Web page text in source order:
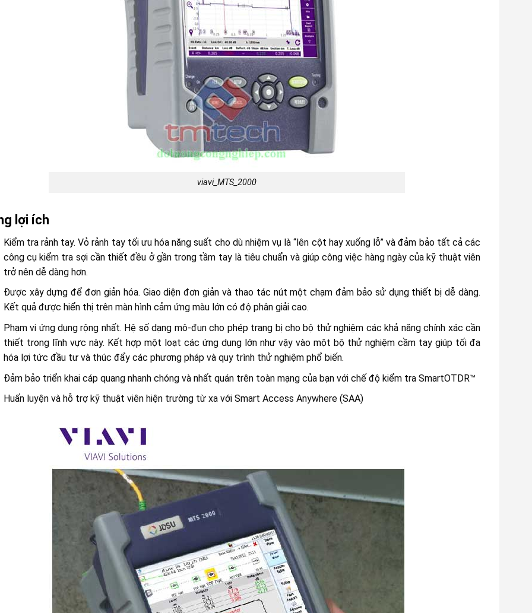
viavi_MTS_2000
lợi ích
Kiểm tra rảnh tay. Vỏ rảnh tay tối ưu hóa năng suất cho dù nhiệm vụ là “lên cột hay xuống lỗ” và đảm bảo tất cả các
công cụ kiểm tra sợi cần thiết đều ở gần trong tầm tay là tiêu chuẩn và giúp công việc hàng ngày của kỹ thuật viên
trở nên dễ dàng hơn.
Được xây dựng để đơn giản hóa. Giao diện đơn giản và thao tác nút một chạm đảm bảo sử dụng thiết bị dễ dàng.
Kết quả được hiển thị trên màn hình cảm ứng màu lớn có độ phân giải cao.
Phạm vi ứng dụng rộng nhất. Hệ số dạng mô-đun cho phép trang bị cho bộ thử nghiệm các khả năng chính xác cần
thiết trong lĩnh vực này. Kết hợp một loạt các ứng dụng lớn như vậy vào một bộ thử nghiệm cầm tay giúp tối đa
hóa lợi tức đầu tư và thúc đẩy các phương pháp và quy trình thử nghiệm phổ biến.
Đảm bảo triển khai cáp quang nhanh chóng và nhất quán trên toàn mạng của bạn với chế độ kiểm tra SmartOTDR™
Huấn luyện và hỗ trợ kỹ thuật viên hiện trường từ xa với Smart Access Anywhere (SAA)